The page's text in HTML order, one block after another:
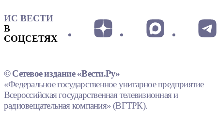
ИС ВЕСТИ
В
СОЦСЕТЯХ
© Сетевое издание «Вести.Ру»
«Федеральное государственное унитарное предприятие
Всероссийская государственная телевизионная и
радиовещательная компания» (ВГТРК).